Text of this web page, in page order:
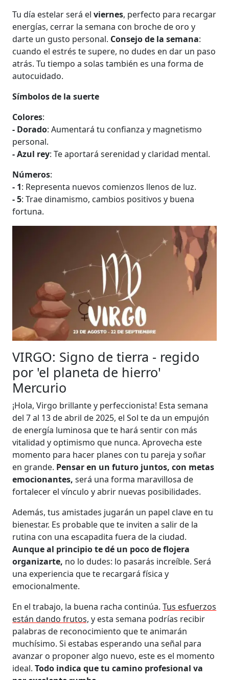
Tu día estelar será elviernes, perfecto para recargar
energías, cerrar la semana con broche de oro y
darte un gusto personal. Consejo de la semana:
cuando el estrés te supere, no dudes en dar un paso
atrás. Tu tiempo a solas también es una forma de
autocuidado.
Símbolos de la suerte
Colores:
- Dorado: Aumentará tu confianza y magnetismo
personal.
- Azul rey: Te aportará serenidad y claridad mental.
Números:
- 1: Representa nuevos comienzos llenos de luz.
- 5: Trae dinamismo, cambios positivos y buena
fortuna.
VIRGO: Signo de tierra - regido
por 'el planeta de hierro'
Mercurio
¡Hola, Virgo brillante y perfeccionista! Esta semana
del 7 al 13 de abril de 2025, el Sol te da un empujón
de energía luminosa que te hará sentir con más
vitalidad y optimismo que nunca. Aprovecha este
momento para hacer planes con tu pareja y soñar
en grande. Pensar en un futuro juntos, con metas
emocionantes,será una forma maravillosa de
fortalecer el vínculo y abrir nuevas posibilidades.
Además, tus amistades jugarán un papel clave en tu
bienestar. Es probable que te inviten a salir de la
rutina con una escapadita fuera de la ciudad.
Aunque al principio te dé un poco de flojera
organizarte, no lo dudes: lo pasarás increíble. Será
una experiencia que te recargará física y
emocionalmente.
En el trabajo, la buena racha continúa.Tus esfuerzos
están dando frutos, y esta semana podrías recibir
palabras de reconocimiento que te animarán
muchísimo. Si estabas esperando una señal para
avanzar o proponer algo nuevo, este es el momento
ideal.Todo indica que tu camino profesional va